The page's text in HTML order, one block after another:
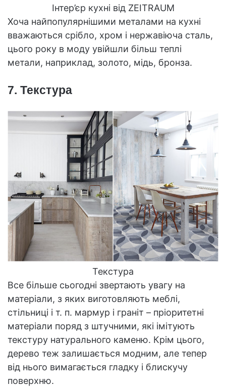
Інтер’єр кухні від ZEITRAUM
Хоча найпопулярнішими металами на кухні
вважаються срібло, хром і нержавіюча сталь,
цього року в моду увійшли більш теплі
метали, наприклад, золото, мідь, бронза.
7. Текстура
Текстура
Все більше сьогодні звертають увагу на
матеріали, з яких виготовляють меблі,
стільниці і т. п. мармур і граніт – пріоритетні
матеріали поряд з штучними, які імітують
текстуру натурального каменю. Крім цього,
дерево теж залишається модним, але тепер
від нього вимагається гладку і блискучу
поверхню.